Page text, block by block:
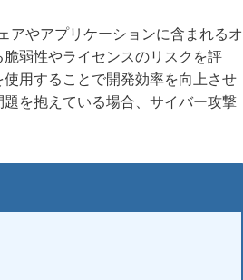
アやアプリケーションに含まれるオ
弱性やライセンスのリスクを評
用することで開発効率を向上させ
を抱えている場合、サイバー攻撃